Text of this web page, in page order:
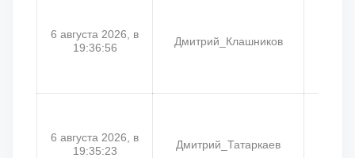
6 августа 2026, в
19:36:56
Дмитрий_Клашников
6 августа 2026, в
19:35:23
Дмитрий_Татаркаев